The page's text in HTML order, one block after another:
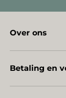
Over ons
Betaling en